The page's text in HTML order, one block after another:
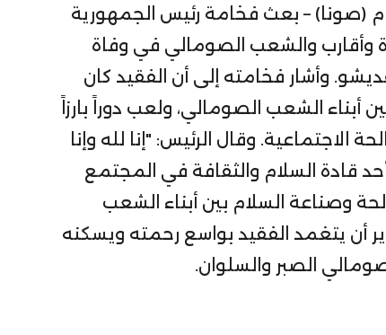
مقديشو 26 رجب 1446 هـ الموافق 26 يناير 2025 م (صونا) – بعث فخامة رئيس الجمهورية
وأقارب والشعب الصومالي في وفاة
وأشار فخامته إلى أن الفقيد كان
أبناء الشعب الصومالي، ولعب دوراً بارزاً
وقال الرئيس: "إنا لله وإنا
قادة السلام والثقافة في المجتمع
وصناعة السلام بين أبناء الشعب
أن يتغمد الفقيد بواسع رحمته ويسكنه
الصبر والسلوان.